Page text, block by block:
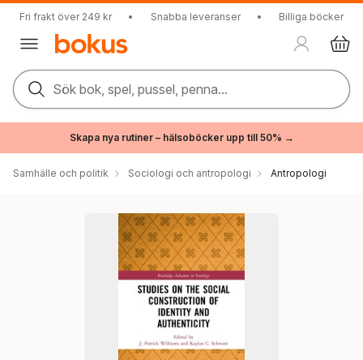
Fri frakt över 249 kr • Snabba leveranser • Billiga böcker
Sök bok, spel, pussel, penna...
Skapa nya rutiner – hälsoböcker upp till 50% →
Samhälle och politik Sociologi och antropologi Antropologi